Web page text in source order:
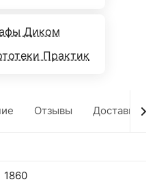
Диком
Практик
Отзывы Доставка
1860